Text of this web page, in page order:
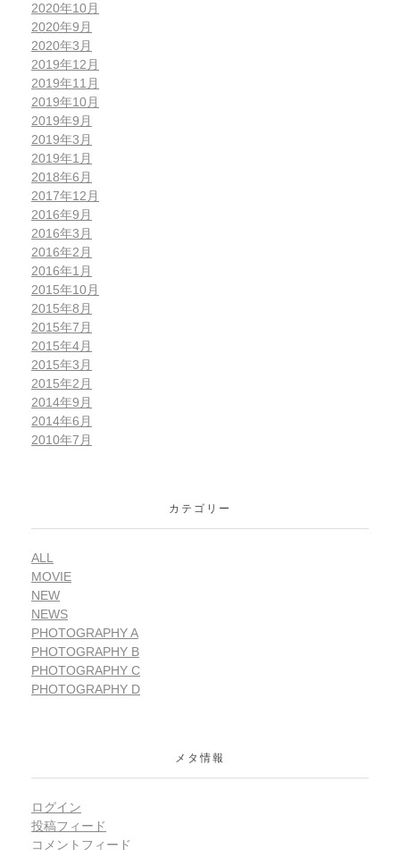
2020年10月
2020年9月
2020年3月
2019年12月
2019年11月
2019年10月
2019年9月
2019年3月
2019年1月
2018年6月
2017年12月
2016年9月
2016年3月
2016年2月
2016年1月
2015年10月
2015年8月
2015年7月
2015年4月
2015年3月
2015年2月
2014年9月
2014年6月
2010年7月
カテゴリー
ALL
MOVIE
NEW
NEWS
PHOTOGRAPHY A
PHOTOGRAPHY B
PHOTOGRAPHY C
PHOTOGRAPHY D
メタ情報
ログイン
投稿フィード
コメントフィード